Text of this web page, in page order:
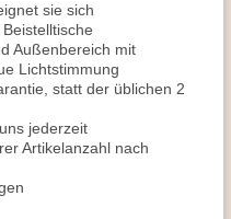
sie sich
Außenbereich mit
Lichtstimmung
statt der üblichen 2
jederzeit
Artikelanzahl nach